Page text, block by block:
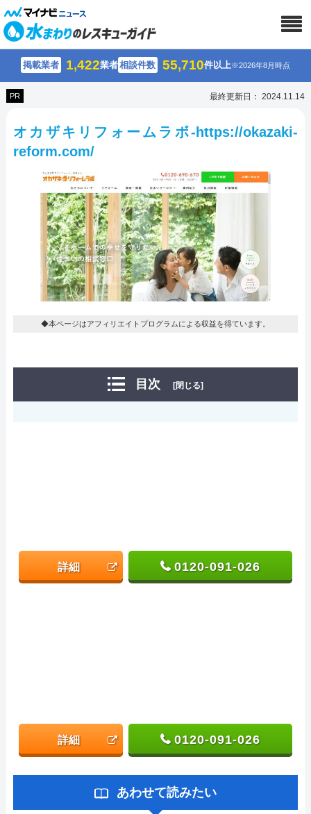
掲載業者 1,422業者相談件数 55,710件以上※2026年8月時点
PR 最終更新日： 2024.11.14
オカザキリフォームラボ-https://okazaki-
reform.com/
◆本ページはアフィリエイトプログラムによる収益を得ています。
目次 [閉じる]
詳細 0120-091-026
詳細 0120-091-026
あわせて読みたい